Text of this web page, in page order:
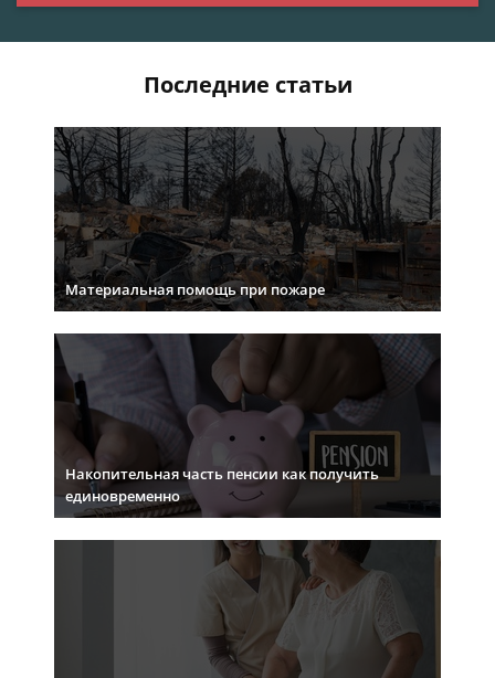
Последние статьи
Материальная помощь при пожаре
Накопительная часть пенсии как получить
единовременно